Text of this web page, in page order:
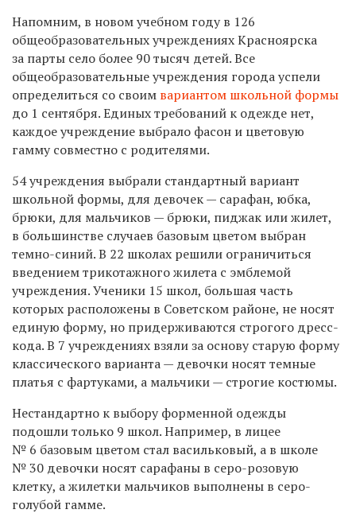
Напомним, в новом учебном году в 126
общеобразовательных учреждениях Красноярска
за парты село более 90 тысяч детей. Все
общеобразовательные учреждения города успели
определиться со своим вариантом школьной формы
до 1 сентября. Единых требований к одежде нет,
каждое учреждение выбрало фасон и цветовую
гамму совместно с родителями.
54 учреждения выбрали стандартный вариант
школьной формы, для девочек — сарафан, юбка,
брюки, для мальчиков — брюки, пиджак или жилет,
в большинстве случаев базовым цветом выбран
темно-синий. В 22 школах решили ограничиться
введением трикотажного жилета с эмблемой
учреждения. Ученики 15 школ, большая часть
которых расположены в Советском районе, не носят
единую форму, но придерживаются строгого дресс-
кода. В 7 учреждениях взяли за основу старую форму
классического варианта — девочки носят темные
платья с фартуками, а мальчики — строгие костюмы.
Нестандартно к выбору форменной одежды
подошли только 9 школ. Например, в лицее
№ 6 базовым цветом стал васильковый, а в школе
№ 30 девочки носят сарафаны в серо-розовую
клетку, а жилетки мальчиков выполнены в серо-
голубой гамме.